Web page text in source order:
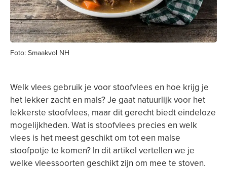
Foto: Smaakvol NH
Welk vlees gebruik je voor stoofvlees en hoe krijg je
het lekker zacht en mals? Je gaat natuurlijk voor het
lekkerste stoofvlees, maar dit gerecht biedt eindeloze
mogelijkheden. Wat is stoofvlees precies en welk
vlees is het meest geschikt om tot een malse
stoofpotje te komen? In dit artikel vertellen we je
welke vleessoorten geschikt zijn om mee te stoven.